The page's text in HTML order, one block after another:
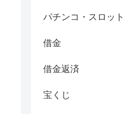
パチンコ・スロット
借金
借金返済
宝くじ